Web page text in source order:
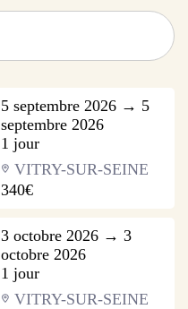
5 septembre 2026 → 5
septembre 2026
1 jour
VITRY-SUR-SEINE
340€
3 octobre 2026 → 3
octobre 2026
1 jour
VITRY-SUR-SEINE